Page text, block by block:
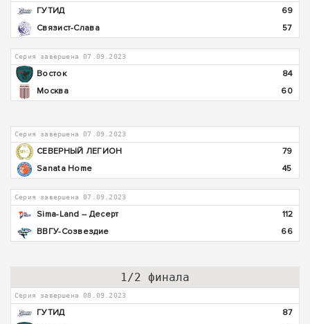
ГУТИД
69
Связист-Слава
57
Серия завершена 07.09.2023
Восток
84
Москва
60
Серия завершена 07.09.2023
СЕВЕРНЫЙ ЛЕГИОН
79
Sanata Home
45
Серия завершена 07.09.2023
Sima-Land – Десерт
112
ВВГУ-Созвездие
66
1/2 финала
Серия завершена 08.09.2023
ГУТИД
87